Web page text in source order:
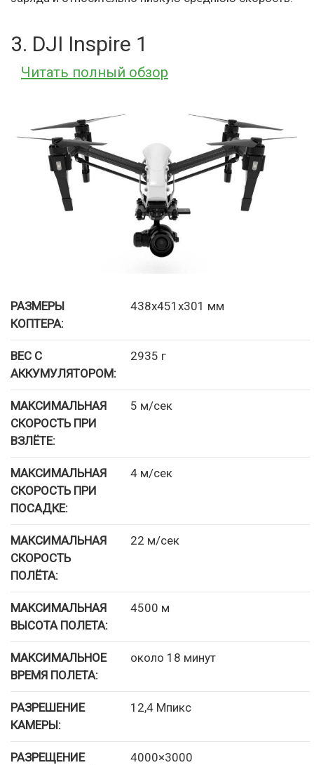
3. DJI Inspire 1
Читать полный обзор
РАЗМЕРЫ
КОПТЕРА:
438x451x301 мм
ВЕС С
АККУМУЛЯТОРОМ:
2935 г
МАКСИМАЛЬНАЯ
СКОРОСТЬ ПРИ
ВЗЛЁТЕ:
5 м/сек
МАКСИМАЛЬНАЯ
СКОРОСТЬ ПРИ
ПОСАДКЕ:
4 м/сек
МАКСИМАЛЬНАЯ
СКОРОСТЬ
ПОЛЁТА:
22 м/сек
МАКСИМАЛЬНАЯ
ВЫСОТА ПОЛЕТА:
4500 м
МАКСИМАЛЬНОЕ
ВРЕМЯ ПОЛЕТА:
около 18 минут
РАЗРЕШЕНИЕ
КАМЕРЫ:
12,4 Мпикс
РАЗРЕЩЕНИЕ
4000×3000